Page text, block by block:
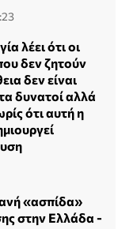
λέει ότι οι
δεν ζητούν
δεν είναι
δυνατοί αλλά
ότι αυτή η
«ασπίδα»
στην Ελλάδα -